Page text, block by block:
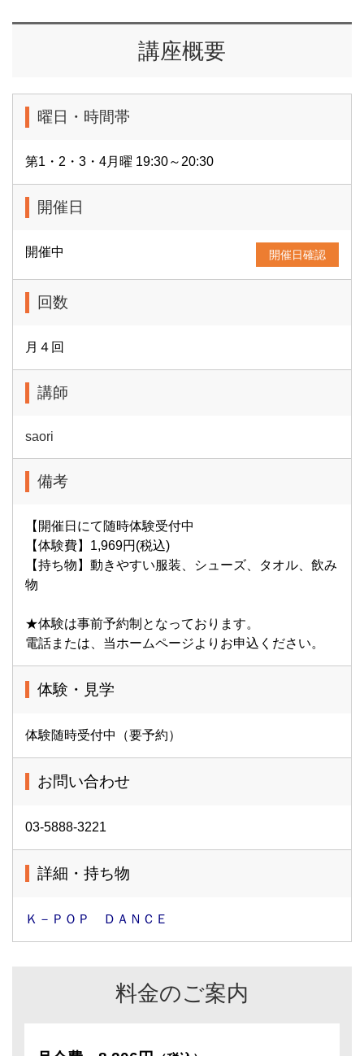
講座概要
曜日・時間帯
第1・2・3・4月曜 19:30～20:30
開催日
開催中 開催日確認
回数
月４回
講師
saori
備考
【開催日にて随時体験受付中
【体験費】1,969円(税込)
【持ち物】動きやすい服装、シューズ、タオル、飲み
物
★体験は事前予約制となっております。
電話または、当ホームページよりお申込ください。
体験・見学
体験随時受付中（要予約）
お問い合わせ
03-5888-3221
詳細・持ち物
Ｋ－ＰＯＰ ＤＡＮＣＥ
料金のご案内